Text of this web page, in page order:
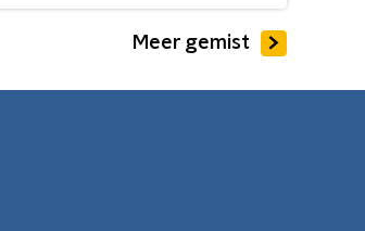
Meer gemist